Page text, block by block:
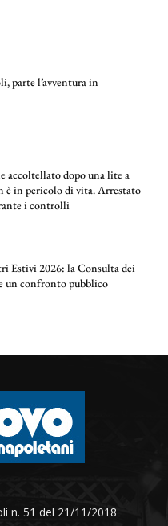
parte l’avventura in
accoltellato dopo una lite a
è in pericolo di vita. Arrestato
i controlli
Estivi 2026: la Consulta dei
un confronto pubblico
n. 51 del 21/11/2018